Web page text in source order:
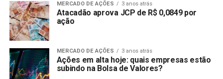
MERCADO DE AÇÕES 3 anos atrás
Atacadão aprova JCP de R$ 0,0849 por
ação
MERCADO DE AÇÕES 3 anos atrás
Ações em alta hoje: quais empresas estão
subindo na Bolsa de Valores?